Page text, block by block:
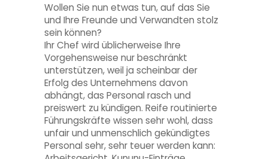
Wollen Sie nun etwas tun, auf das Sie
und Ihre Freunde und Verwandten stolz
sein können?
Ihr Chef wird üblicherweise Ihre
Vorgehensweise nur beschränkt
unterstützen, weil ja scheinbar der
Erfolg des Unternehmens davon
abhängt, das Personal rasch und
preiswert zu kündigen. Reife routinierte
Führungskräfte wissen sehr wohl, dass
unfair und unmenschlich gekündigtes
Personal sehr, sehr teuer werden kann: